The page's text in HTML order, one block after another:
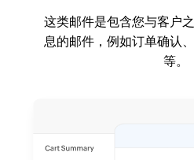
这类邮件是包含您与客户
息的邮件，例如订单确认
等。